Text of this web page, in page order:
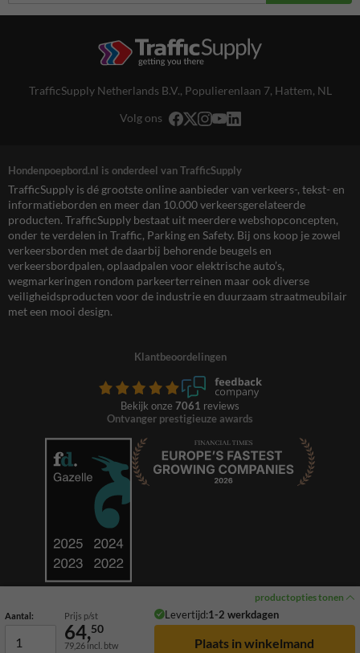
productopties tonen
Aantal: Prijs p/st Levertijd:1-2 werkdagen
64,50
79,26 incl. btw
TrafficSupply Netherlands B.V., Populierenlaan 7, Hattem, NL
Volg ons
Hondenpoepbord.nl is onderdeel van TrafficSupply
TrafficSupply is dé grootste online aanbieder van verkeers-, tekst- en
informatieborden en meer dan 10.000 verkeersgerelateerde
producten. TrafficSupply bestaat uit meerdere webshopconcepten,
onder te verdelen in Traffic, Parking en Safety. Bij ons koop je zowel
verkeersborden met de daarbij behorende beugels en
verkeersbordpalen, oplaadpalen voor elektrische auto’s,
wegmarkeringen rondom parkeerterreinen maar ook diverse
veiligheidsproducten voor de industrie en duurzaam straatmeubilair
met een mooi design.
Klantbeoordelingen
Bekijk onze 7061 reviews
Ontvanger prestigieuze awards
© 2026 TrafficSupply. Alle rechten voorbehouden.